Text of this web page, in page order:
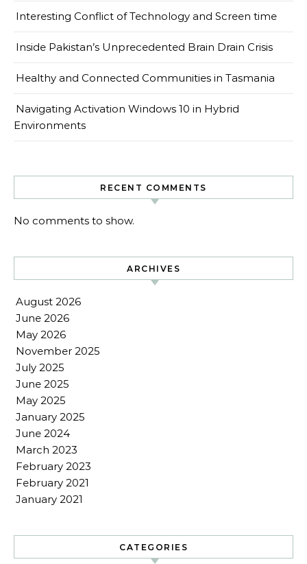
Interesting Conflict of Technology and Screen time
Inside Pakistan’s Unprecedented Brain Drain Crisis
Healthy and Connected Communities in Tasmania
Navigating Activation Windows 10 in Hybrid
Environments
RECENT COMMENTS
No comments to show.
ARCHIVES
August 2026
June 2026
May 2026
November 2025
July 2025
June 2025
May 2025
January 2025
June 2024
March 2023
February 2023
February 2021
January 2021
CATEGORIES